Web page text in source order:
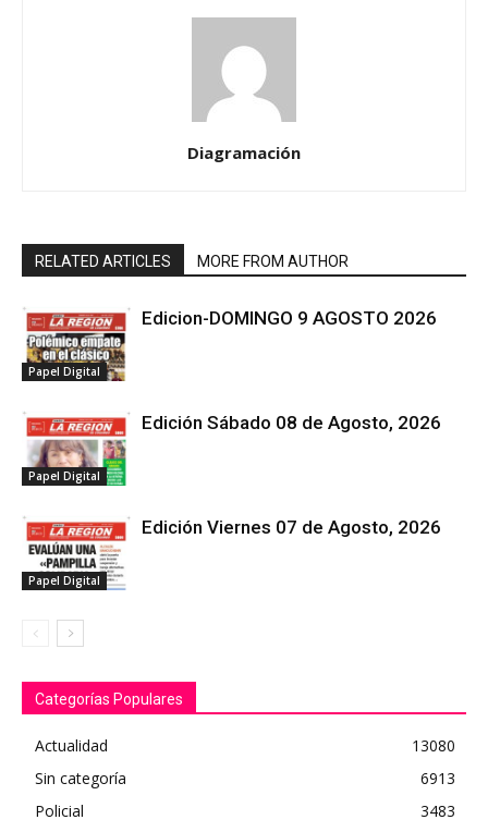
Diagramación
RELATED ARTICLES MORE FROM AUTHOR
Papel Digital
Edicion-DOMINGO 9 AGOSTO 2026
Papel Digital
Edición Sábado 08 de Agosto, 2026
Papel Digital
Edición Viernes 07 de Agosto, 2026
Categorías Populares
Actualidad
13080
Sin categoría
6913
Policial
3483